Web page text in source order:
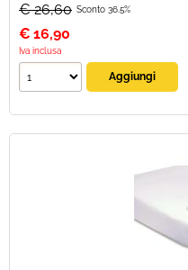
€ 26,60 Sconto 36.5%
€ 16,90
Iva inclusa